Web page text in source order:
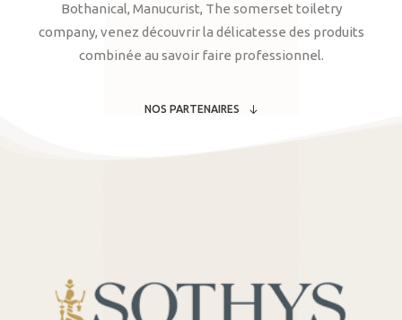
Bothanical, Manucurist, The somerset toiletry
company, venez découvrir la délicatesse des produits
combinée au savoir faire professionnel.
NOS PARTENAIRES